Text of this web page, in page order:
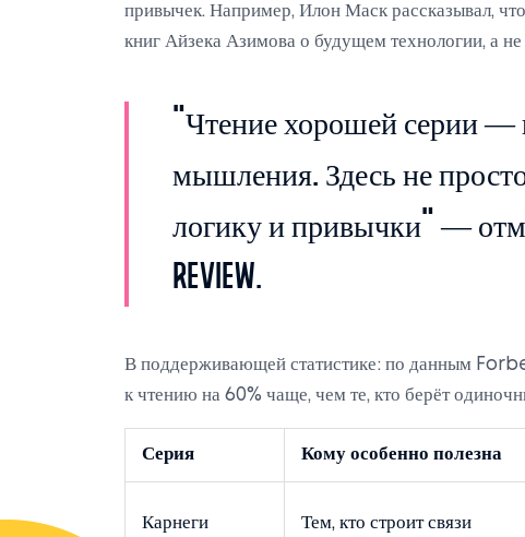
привычек. Например, Илон Маск рассказывал,
книг Айзека Азимова о будущем технологии, а не
"Чтение хорошей серии —
мышления. Здесь не
логику и привычки" —
Review.
В поддерживающей статистике: по данным
к чтению на 60% чаще, чем те, кто берёт
Серия Кому особенно полезна
Карнеги Тем, кто строит связи